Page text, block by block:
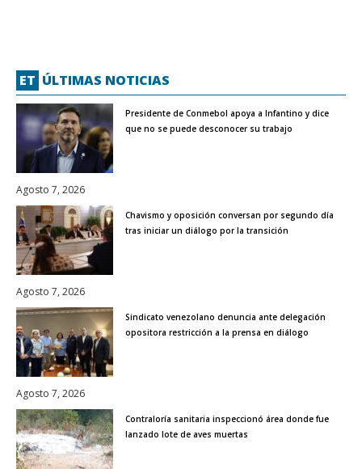
ET ÚLTIMAS NOTICIAS
Presidente de Conmebol apoya a Infantino y dice
que no se puede desconocer su trabajo
Agosto 7, 2026
Chavismo y oposición conversan por segundo día
tras iniciar un diálogo por la transición
Agosto 7, 2026
Sindicato venezolano denuncia ante delegación
opositora restricción a la prensa en diálogo
Agosto 7, 2026
Contraloría sanitaria inspeccionó área donde fue
lanzado lote de aves muertas